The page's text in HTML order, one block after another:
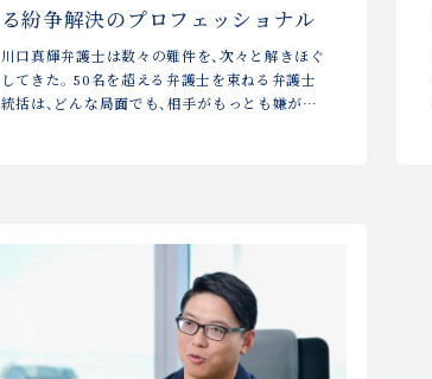
る紛争解決のプロフェッショナル
川口真輝弁護士は数々の難件を、次々と解きほぐ
してきた。50名を超える弁護士を束ねる弁護士
統括は、どんな局面でも、相手がもっとも嫌がる